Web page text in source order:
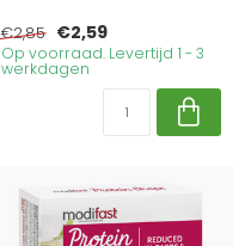
€2,85 €2,59
Op voorraad. Levertijd 1 - 3
werkdagen